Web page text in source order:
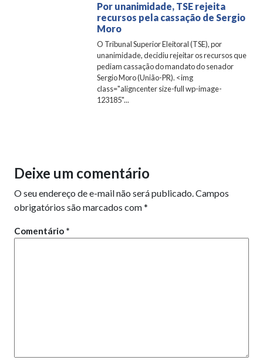
Por unanimidade, TSE rejeita
recursos pela cassação de Sergio
Moro
O Tribunal Superior Eleitoral (TSE), por
unanimidade, decidiu rejeitar os recursos que
pediam cassação do mandato do senador
Sergio Moro (União-PR). <img
class="aligncenter size-full wp-image-
123185"...
Deixe um comentário
O seu endereço de e-mail não será publicado.Campos
obrigatórios são marcados com*
Comentário *